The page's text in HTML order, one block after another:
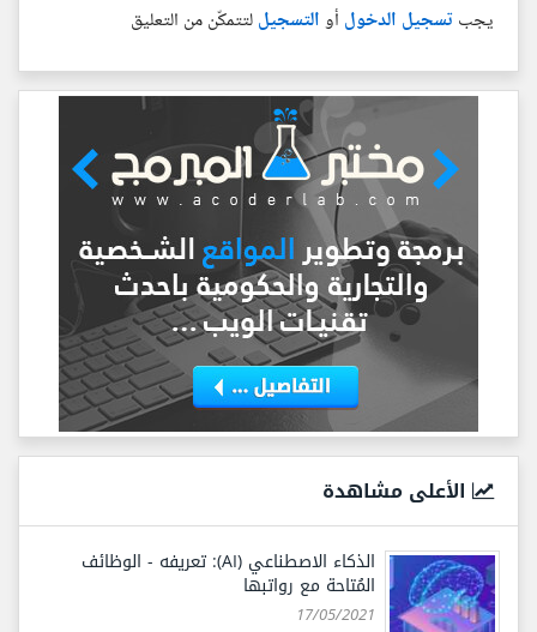
يجبتسجيل الدخول أوالتسجيللتتمكّن من التعليق
الأعلى مشاهدة
الذكاء الاصطناعي (AI): تعريفه - الوظائف
المُتاحة مع رواتبها
17/05/2021